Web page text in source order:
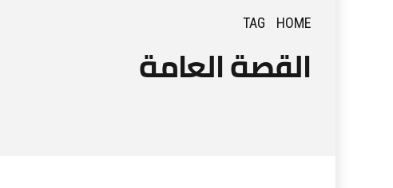
HOME
TAG
القصة العامة